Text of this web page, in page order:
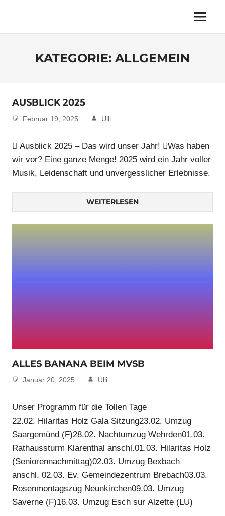
Musikverein
Saarbrücken
Menu
KATEGORIE: ALLGEMEIN
AUSBLICK 2025
Februar 19, 2025 Ulli
 Ausblick 2025 – Das wird unser Jahr! Was haben
wir vor? Eine ganze Menge! 2025 wird ein Jahr voller
Musik, Leidenschaft und unvergesslicher Erlebnisse.
WEITERLESEN
ALLES BANANA BEIM MVSB
Januar 20, 2025 Ulli
Unser Programm für die Tollen Tage
22.02. Hilaritas Holz Gala Sitzung23.02. Umzug
Saargemünd (F)28.02. Nachtumzug Wehrden01.03.
Rathaussturm Klarenthal anschl.01.03. Hilaritas Holz
(Seniorennachmittag)02.03. Umzug Bexbach
anschl. 02.03. Ev. Gemeindezentrum Brebach03.03.
Rosenmontagszug Neunkirchen09.03. Umzug
Saverne (F)16.03. Umzug Esch sur Alzette (LU)